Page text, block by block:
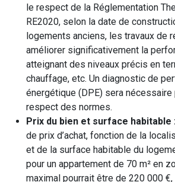
le respect de la Réglementation
RE2020, selon la date de
logements anciens, les travaux de
améliorer significativement la
atteignant des niveaux précis en
chauffage, etc. Un diagnostic de
énergétique (DPE) sera
respect des normes.
Prix du bien et surface habitable
de prix d’achat, fonction de la
et de la surface habitable du
pour un appartement de 70 m² en
maximal pourrait être de 220 000